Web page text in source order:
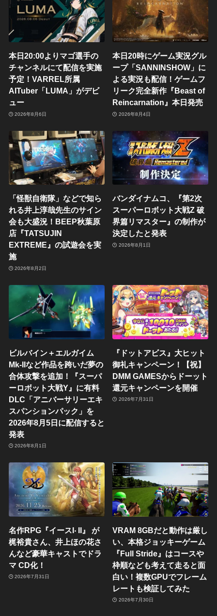
本日20:00よりマゴ選手の
チャンネルにて配信を実施
予定！VARREL所属
AITuber「LUMA」がデビ
ュー
2026年8月6日
本日20時にゲーム実況グル
ープ「SANNINSHOW」に
よる実況も配信！ゲームフ
リーク完全新作『Beast of
Reincarnation』本日発売
2026年8月4日
「怪獣自衛隊」などで知ら
れる井上淳哉先生のサイン
会も大盛況！BEEP秋葉原
店『TATSUJIN
EXTREME』の試遊会を実
施
2026年8月2日
バンダイナムコ、『第2次
スーパーロボット大戦Z 破
界篇リマスター』の制作が
決定したと発表
2026年8月1日
ビルバイン＋エルガイム
Mk-IIなど作品を跨いだ夢の
合体攻撃を追加！『スーパ
ーロボット大戦Y』に有料
DLC「アニバーサリーエキ
スパンションパック」を
2026年8月5日に配信すると
発表
2026年8月1日
『ドットアビス』大ヒット
御礼キャンペーン！【祝】
DMM GAMESからドーット
還元キャンペーンを開催
2026年7月31日
名作RPG『イースI‧ II』 が
梶裕貴さん、井上ほの花さ
んなど豪華キャストでドラ
マ CD化！
2026年7月31日
VRAM 8GBだと動作は厳し
い、本格ジョッキーゲーム
『Full Stride』はコースや
枠順なども考えて走ると面
白い！複数GPUでフレーム
レートも検証してみた
2026年7月30日